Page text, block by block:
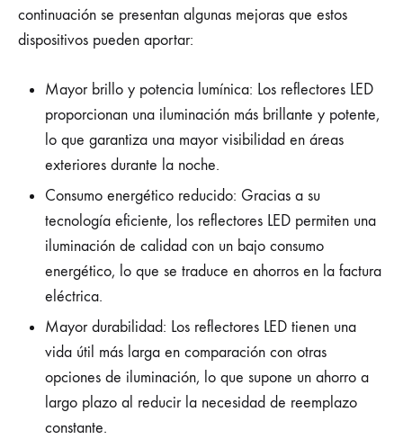
continuación se presentan algunas mejoras que estos
dispositivos pueden aportar:
Mayor brillo y potencia lumínica: Los reflectores LED
proporcionan una iluminación más brillante y potente,
lo que garantiza una mayor visibilidad en áreas
exteriores durante la noche.
Consumo energético reducido: Gracias a su
tecnología eficiente, los reflectores LED permiten una
iluminación de calidad con un bajo consumo
energético, lo que se traduce en ahorros en la factura
eléctrica.
Mayor durabilidad: Los reflectores LED tienen una
vida útil más larga en comparación con otras
opciones de iluminación, lo que supone un ahorro a
largo plazo al reducir la necesidad de reemplazo
constante.